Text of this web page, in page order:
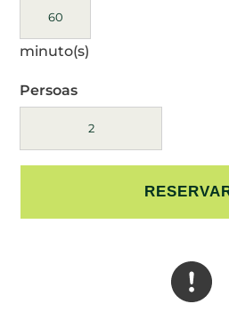
minuto(s)
Persoas